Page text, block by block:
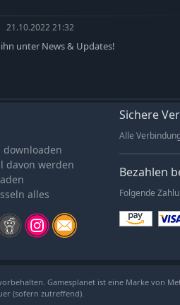
21.10.2022 21:32
unter News & Updates!
downloaden
davon werden
alles
Sichere
Alle
Bezahlen
Folgende
Gamesplanet ist eine Marke von
(sofern zutreffend).